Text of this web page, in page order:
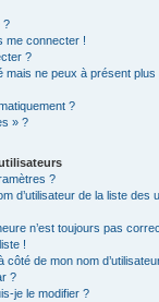
?
me connecter !
?
mais ne peux à présent
?
» ?
?
d’utilisateur de la liste des
n’est toujours pas
!
de mon nom
?
je le modifier ?